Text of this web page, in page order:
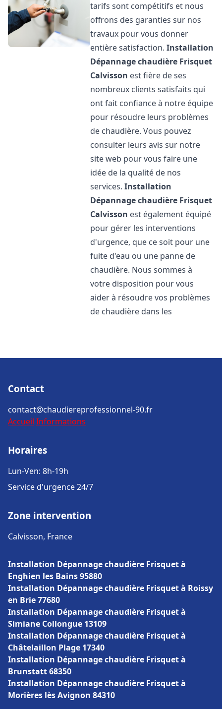
tarifs sont compétitifs et nous
offrons des garanties sur nos
travaux pour vous donner
entière satisfaction.Installation
Dépannage chaudière Frisquet
Calvisson est fière de ses
nombreux clients satisfaits qui
ont fait confiance à notre équipe
pour résoudre leurs problèmes
de chaudière. Vous pouvez
consulter leurs avis sur notre
site web pour vous faire une
idée de la qualité de nos
services.Installation
Dépannage chaudière Frisquet
Calvisson est également équipé
pour gérer les interventions
d'urgence, que ce soit pour une
fuite d'eau ou une panne de
chaudière. Nous sommes à
votre disposition pour vous
aider à résoudre vos problèmes
de chaudière dans les
Contact
contact@chaudiereprofessionnel-90.fr
Accueil Informations
Horaires
Lun-Ven: 8h-19h
Service d'urgence 24/7
Zone intervention
Calvisson, France
Installation Dépannage chaudière Frisquet à
Enghien les Bains 95880
Installation Dépannage chaudière Frisquet à Roissy
en Brie 77680
Installation Dépannage chaudière Frisquet à
Simiane Collongue 13109
Installation Dépannage chaudière Frisquet à
Châtelaillon Plage 17340
Installation Dépannage chaudière Frisquet à
Brunstatt 68350
Installation Dépannage chaudière Frisquet à
Morières lès Avignon 84310